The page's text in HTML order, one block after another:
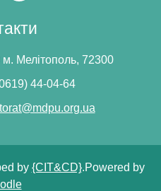
м. Мелітополь, 72300
44-04-64
by {CIT&CD}.Powered by